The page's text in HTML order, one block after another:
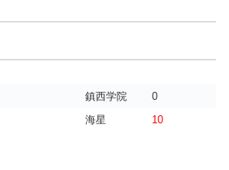
鎮西学院
0
海星 10